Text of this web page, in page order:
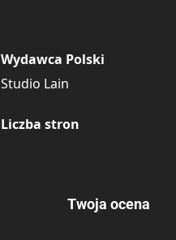
Wydawca Polski
Studio Lain
Liczba stron
Twoja ocena